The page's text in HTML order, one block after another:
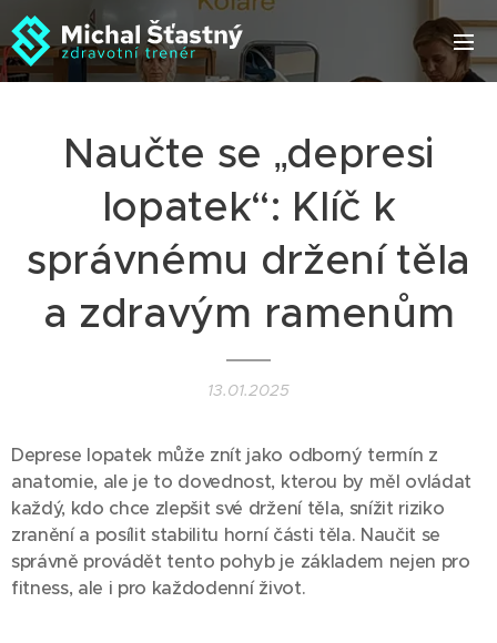
Naučte se „depresi
lopatek“: Klíč k
správnému držení těla
a zdravým ramenům
13.01.2025
Deprese lopatek může znít jako odborný termín z
anatomie, ale je to dovednost, kterou by měl ovládat
každý, kdo chce zlepšit své držení těla, snížit riziko
zranění a posílit stabilitu horní části těla. Naučit se
správně provádět tento pohyb je základem nejen pro
fitness, ale i pro každodenní život.